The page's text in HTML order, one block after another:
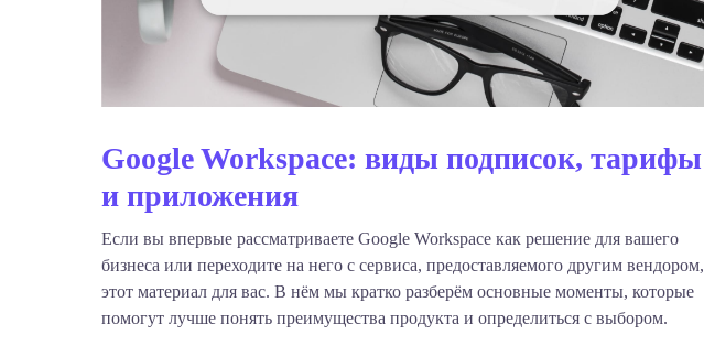
Google Workspace: виды подписок, тарифы
и приложения
Если вы впервые рассматриваете Google Workspace как решение для вашего
бизнеса или переходите на него с сервиса, предоставляемого другим вендором,
этот материал для вас. В нём мы кратко разберём основные моменты, которые
помогут лучше понять преимущества продукта и определиться с выбором.